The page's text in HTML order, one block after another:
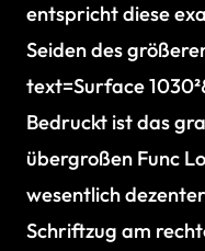
entspricht diese
Seiden des
text=Surface
Bedruckt ist das
übergroßen Func
wesentlich
Schriftzug am